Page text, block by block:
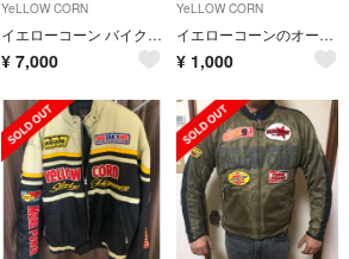
YeLLOW CORN
イエローコーン バイク ジャケット
¥ 7,000
YeLLOW CORN
イエローコーンのオーバーパンツ
¥ 1,000